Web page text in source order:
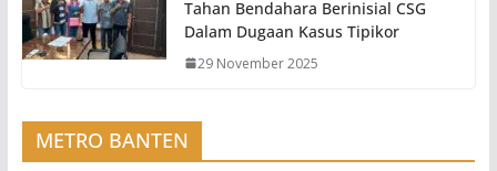
Tahan Bendahara Berinisial CSG
Dalam Dugaan Kasus Tipikor
29 November 2025
METRO BANTEN